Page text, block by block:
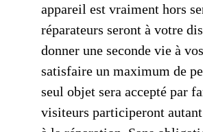
appareil est vraiment hors
réparateurs seront à votre
donner une seconde vie à
satisfaire un maximum de
seul objet sera accepté par
visiteurs participeront